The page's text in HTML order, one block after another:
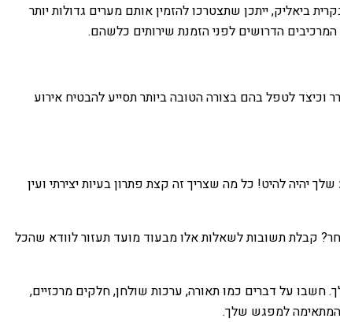
ביאליק, ייתכן שתצטרכו להזמין אותם מערים גדולות יותר
הדרושים לפני הזמנת שירותים כלשהם.
וכיצד לטפל בהם בצורה הטובה ביותר תסייע להבטיח אירוע
יהיה להיט! כל מה שצריך זה קצת פתרון בעיות יצירתי ועין
קבלת תשובות לשאלות אלו מבעוד מועד תעזור לוודא שהכל
חשבו על דברים כמו תאורה, ערכות שולחן, חלקים מרכזיים,
המתאימה למפגש שלך.